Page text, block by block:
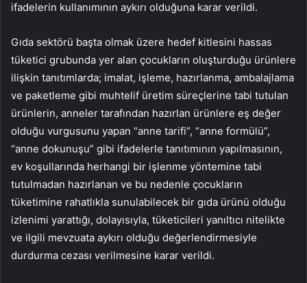
ifadelerin kullanımının aykırı olduğuna karar verildi.
Gıda sektörü başta olmak üzere hedef kitlesini hassas
tüketici grubunda yer alan çocukların oluşturduğu ürünlere
ilişkin tanıtımlarda; imalat, işleme, hazırlanma, ambalajlama
ve paketleme gibi muhtelif üretim süreçlerine tabi tutulan
ürünlerin, anneler tarafından hazırlan ürünlere eş değer
olduğu vurgusunu yapan “anne tarifi”, “anne formülü”,
“anne dokunuşu” gibi ifadelerle tanıtımının yapılmasının,
ev koşullarında herhangi bir işlenme yöntemine tabi
tutulmadan hazırlanan ve bu nedenle çocukların
tüketimine rahatlıkla sunulabilecek bir gıda ürünü olduğu
izlenimi yarattığı, dolayısıyla, tüketicileri yanıltıcı nitelikte
ve ilgili mevzuata aykırı olduğu değerlendirmesiyle
durdurma cezası verilmesine karar verildi.